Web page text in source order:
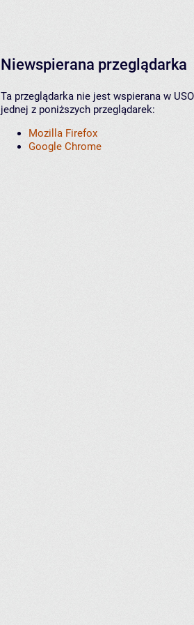
Niewspierana przeglądarka
Ta przeglądarka nie jest wspierana w
jednej z poniższych przeglądarek:
Mozilla Firefox
Google Chrome